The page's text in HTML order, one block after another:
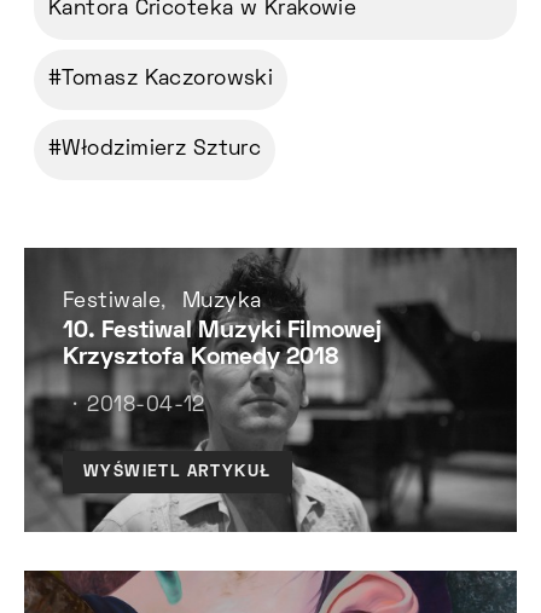
Kantora Cricoteka w Krakowie
Tomasz Kaczorowski
Włodzimierz Szturc
Festiwale Muzyka
10. Festiwal Muzyki Filmowej
Krzysztofa Komedy 2018
2018-04-12
WYŚWIETL ARTYKUŁ